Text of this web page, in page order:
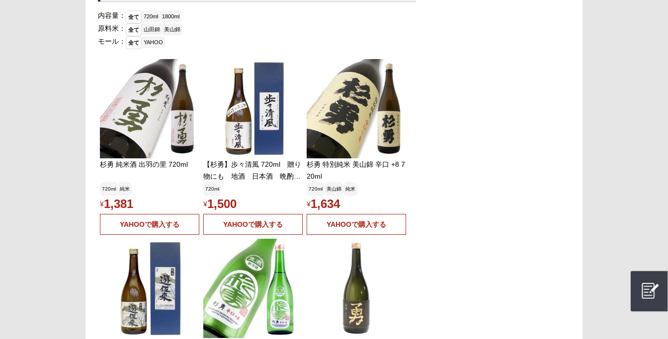
内容量： 全て 720ml 1800ml
原料米： 全て 山田錦 美山錦
モール： 全て YAHOO
杉勇 純米酒 出羽の里 720ml
720ml 純米
¥1,381
YAHOOで購入する
【杉勇】歩々清風 720ml 贈り
物にも 地酒 日本酒 晩酌
贈答 ギフト
720ml
¥1,500
YAHOOで購入する
杉勇 特別純米 美山錦 辛口 +8 7
20ml
720ml 美山錦 純米
¥1,634
YAHOOで購入する